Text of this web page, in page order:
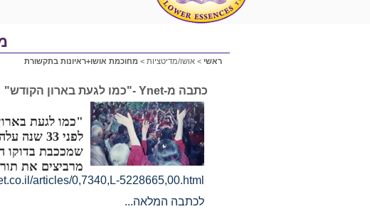
ראשי > אושו/מדיטציות > מחוכמת אושו+ראיונות בתקשורת
כתבה מ-Ynet -"כמו לגעת בארון הקודש"
"כמו לגעת
לפני 33
מרביצים את
articles/0,7340,L-5228665,00.html
לכתבה המלאה...